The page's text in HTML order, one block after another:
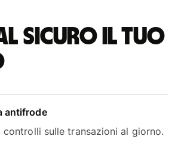
al sicuro il tuo
antifrode
controlli sulle transazioni al giorno.